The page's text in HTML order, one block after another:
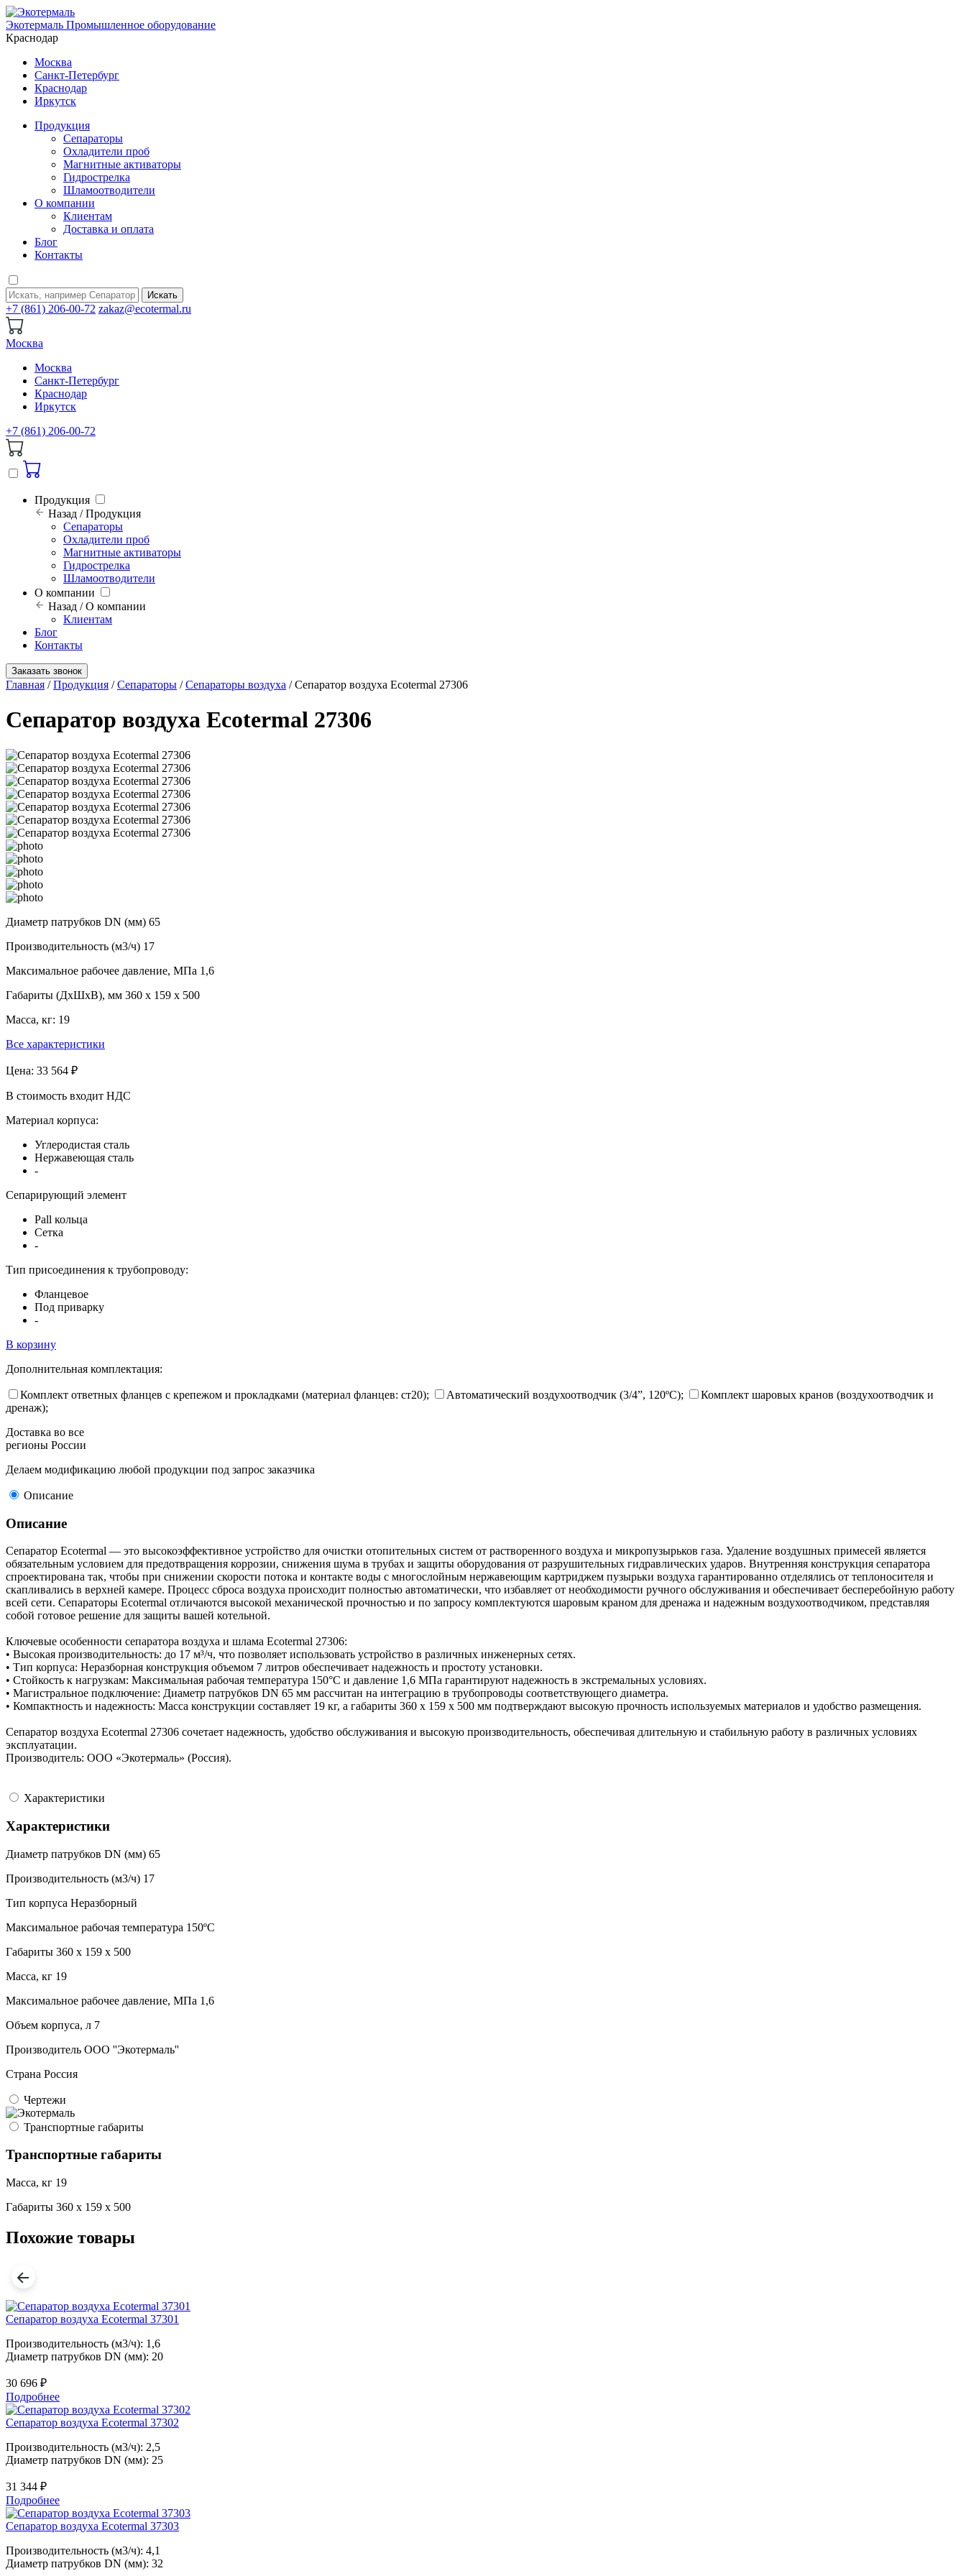
Экотермаль Промышленное оборудование
Краснодар
Москва
Санкт-Петербург
Краснодар
Иркутск
Продукция
Сепараторы
Охладители проб
Магнитные активаторы
Гидрострелка
Шламоотводители
О компании
Клиентам
Доставка и оплата
Блог
Контакты
Искать
+7 (861) 206-00-72 zakaz@ecotermal.ru
Москва
Москва
Санкт-Петербург
Краснодар
Иркутск
+7 (861) 206-00-72
Продукция
Назад / Продукция
Сепараторы
Охладители проб
Магнитные активаторы
Гидрострелка
Шламоотводители
О компании
Назад / О компании
Клиентам
Блог
Контакты
Заказать звонок
Главная /Продукция /Сепараторы /Сепараторы воздуха /Сепаратор воздуха Ecotermal 27306
Сепаратор воздуха Ecotermal 27306
Диаметр патрубков DN (мм) 65
Производительность (м3/ч) 17
Максимальное рабочее давление, МПа 1,6
Габариты (ДхШхВ), мм 360 x 159 x 500
Масса, кг: 19
Все характеристики
Цена: 33 564 ₽
В стоимость входит НДС
Материал корпуса:
Углеродистая сталь
Нержавеющая сталь
-
Сепарирующий элемент
Pall кольца
Сетка
-
Тип присоединения к трубопроводу:
Фланцевое
Под приварку
-
В корзину
Дополнительная комплектация:
Комплект ответных фланцев с крепежом и прокладками (материал фланцев: ст20); Автоматический воздухоотводчик (3/4”, 120ºC);
Комплект шаровых кранов (воздухоотводчик и
дренаж);
Доставка во все
регионы России
Делаем модификацию любой продукции под запрос заказчика
Описание
Описание
Сепаратор Ecotermal — это высокоэффективное устройство для очистки отопительных систем от растворенного воздуха и микропузырьков газа. Удаление воздушных примесей является
обязательным условием для предотвращения коррозии, снижения шума в трубах и защиты оборудования от разрушительных гидравлических ударов. Внутренняя конструкция сепаратора
спроектирована так, чтобы при снижении скорости потока и контакте воды с многослойным нержавеющим картриджем пузырьки воздуха гарантированно отделялись от теплоносителя и
скапливались в верхней камере. Процесс сброса воздуха происходит полностью автоматически, что избавляет от необходимости ручного обслуживания и обеспечивает бесперебойную работу
всей сети. Сепараторы Ecotermal отличаются высокой механической прочностью и по запросу комплектуются шаровым краном для дренажа и надежным воздухоотводчиком, представляя
собой готовое решение для защиты вашей котельной.
Ключевые особенности сепаратора воздуха и шлама Ecotermal 27306:
• Высокая производительность: до 17 м³/ч, что позволяет использовать устройство в различных инженерных сетях.
• Тип корпуса: Неразборная конструкция объемом 7 литров обеспечивает надежность и простоту установки.
• Стойкость к нагрузкам: Максимальная рабочая температура 150°C и давление 1,6 МПа гарантируют надежность в экстремальных условиях.
• Магистральное подключение: Диаметр патрубков DN 65 мм рассчитан на интеграцию в трубопроводы соответствующего диаметра.
• Компактность и надежность: Масса конструкции составляет 19 кг, а габариты 360 x 159 x 500 мм подтверждают высокую прочность используемых материалов и удобство размещения.
Сепаратор воздуха Ecotermal 27306 сочетает надежность, удобство обслуживания и высокую производительность, обеспечивая длительную и стабильную работу в различных условиях
эксплуатации.
Производитель: ООО «Экотермаль» (Россия).
Характеристики
Характеристики
Диаметр патрубков DN (мм) 65
Производительность (м3/ч) 17
Тип корпуса Неразборный
Максимальное рабочая температура 150ºC
Габариты 360 x 159 x 500
Масса, кг 19
Максимальное рабочее давление, МПа 1,6
Объем корпуса, л 7
Производитель ООО ''Экотермаль''
Страна Россия
Чертежи
Транспортные габариты
Транспортные габариты
Масса, кг 19
Габариты 360 x 159 x 500
Похожие товары
Сепаратор воздуха Ecotermal 37301
Производительность (м3/ч): 1,6
Диаметр патрубков DN (мм): 20
30 696 ₽
Подробнее
Сепаратор воздуха Ecotermal 37302
Производительность (м3/ч): 2,5
Диаметр патрубков DN (мм): 25
31 344 ₽
Подробнее
Сепаратор воздуха Ecotermal 37303
Производительность (м3/ч): 4,1
Диаметр патрубков DN (мм): 32